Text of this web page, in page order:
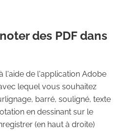
des PDF dans
l'aide de l'application Adobe
lequel vous souhaitez
barré, souligné, texte
en dessinant sur le
(en haut à droite)